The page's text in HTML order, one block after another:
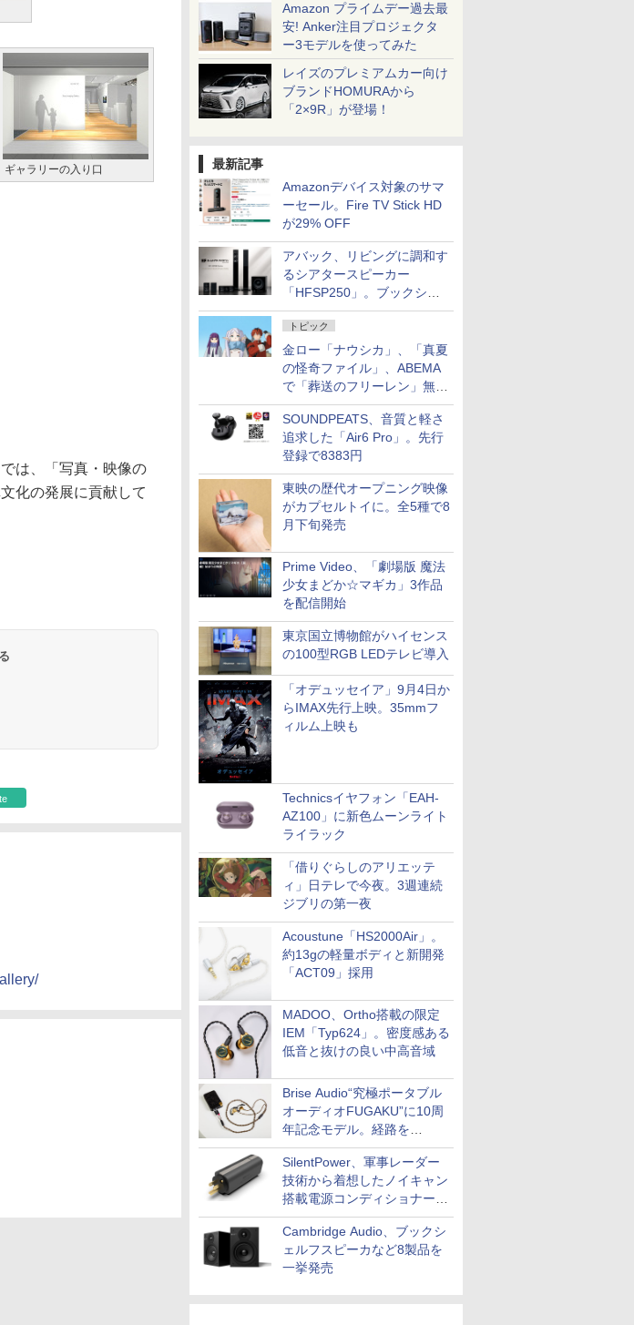
Amazon プライムデー過去最
安! Anker注目プロジェクタ
ー3モデルを使ってみた
レイズのプレミアムカー向け
ブランドHOMURAから
「2×9R」が登場！
最新記事
Amazonデバイス対象のサマ
ーセール。Fire TV Stick HD
が29% OFF
アバック、リビングに調和す
るシアタースピーカー
「HFSP250」。ブックシェ
ルフはペア3万円以下
トピック
金ロー「ナウシカ」、「真夏
の怪奇ファイル」、ABEMA
で「葬送のフリーレン」無料
配信など。夏の特番・配信情
報
SOUNDPEATS、音質と軽さ
追求した「Air6 Pro」。先行
登録で8383円
東映の歴代オープニング映像
がカプセルトイに。全5種で8
月下旬発売
Prime Video、「劇場版 魔法
少女まどか☆マギカ」3作品
を配信開始
東京国立博物館がハイセンス
の100型RGB LEDテレビ導入
「オデュッセイア」9月4日か
らIMAX先行上映。35mmフ
ィルム上映も
Technicsイヤフォン「EAH-
AZ100」に新色ムーンライト
ライラック
「借りぐらしのアリエッテ
ィ」日テレで今夜。3週連続
ジブリの第一夜
Acoustune「HS2000Air」。
約13gの軽量ボディと新開発
「ACT09」採用
MADOO、Ortho搭載の限定
IEM「Typ624」。密度感ある
低音と抜けの良い中高音域
Brise Audio“究極ポータブル
オーディオFUGAKU”に10周
年記念モデル。経路を
NISHIKIで統一。400万円
SilentPower、軍事レーダー
技術から着想したノイキャン
搭載電源コンディショナー
「AC iPurifier2」
Cambridge Audio、ブックシ
ェルフスピーカなど8製品を
一挙発売
ギャラリーの入り口
は、「写真・映像の
化の発展に貢献して